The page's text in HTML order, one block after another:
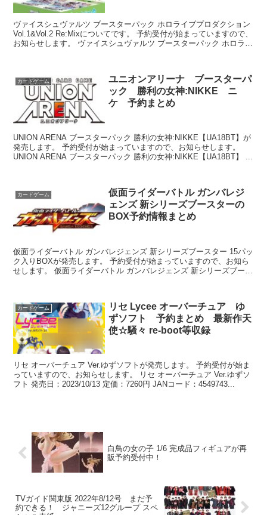
ヴァイスシュヴァルツ ブースターパック ホロライブプロダクション
Vol.1&Vol.2 Re:Mixについてです。 予約受付が始まっていますので、
お知らせします。 ヴァイスシュヴァルツ ブースターパック ホロライ
カードゲーム
ユニオンアリーナ ブースターパ
ック 勝利の女神:NIKKE ニ
ケ 予約まとめ
UNION ARENA ブースターパック 勝利の女神:NIKKE【UA18BT】が
発売します。 予約受付が始まっていますので、お知らせします。
UNION ARENA ブースターパック 勝利の女神:NIKKE【UA18BT】 ...
カードゲーム
仮面ライダーバトル ガンバレジ
ェンズ 新シリーズブースターの
BOX予約情報まとめ
仮面ライダーバトル ガンバレジェンズ 新シリーズブースター 15パッ
ク入りBOXが発売します。 予約受付が始まっていますので、お知ら
せします。 仮面ライダーバトル ガンバレジェンズ 新シリーズブース
カードゲーム
リセ Lycee オーバーチュア ゆ
ずソフト 予約まとめ 最新作天
使☆騒々 re-boot等収録
リセ オーバーチュア Ver.ゆずソフトが発売します。 予約受付が始ま
っていますので、お知らせします。 リセ オーバーチュア Ver.ゆずソ
フト 発売日：2023/10/13 定価：7260円 JANコード：4549743...
白鳥の女の子 1/6 完成品フィギュアが再
販予約受付中！
TVガイド関東版 2022年8/12号 まだ予
約できる！ ジャニーズ12グループ スペ